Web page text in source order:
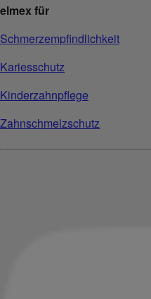
elmex für
Schmerzempfindlichkeit
Kariesschutz
Kinderzahnpflege
Zahnschmelzschutz